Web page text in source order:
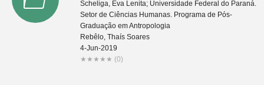
Scheliga, Eva Lenita; Universidade Federal do Paraná.
Setor de Ciências Humanas. Programa de Pós-
Graduação em Antropologia
Rebêlo, Thaís Soares
4-Jun-2019
★ ★ ★ ★ ★ (0)